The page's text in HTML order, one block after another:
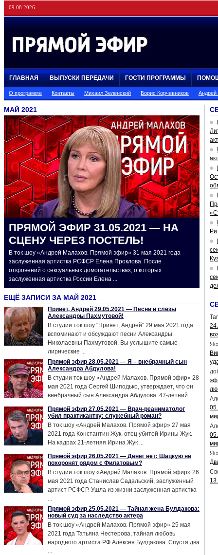
09.08.2026
ГЛАВНАЯ ВЫПУСКИ ПЕРЕДАЧИ ГОСТИ ПРОГРАММЫ
О программе Контакты Михаил Зеленский Борис Корчевников
МАЙ 2021
ПРЯМОЙ ЭФИР 31.05.2021 — НА
СЦЕНУ ЧЕРЕЗ ПОСТЕЛЬ!
В ток шоу «Андрей Малахов. Прямой эфир» 31 мая 2021 года
заслуженная артистка РСФСР Елена Проклова. После
откровений о сексуальных домогательствах, о которых
заслуженная артистка России Елена ...
ЕЩЁ ЗАПИСИ ЗА МАЙ 2021
Привет, Андрей 29.05.2021 — Песни и слезы
Александры Пахмутовой!
В студии ток шоу "Привет, Андрей" 29 мая 2021 года
вспоминают и обсуждают песни Александры
Николаевны Пахмутовой. Вы услышите самые
лирические ...
Прямой эфир 28.05.2021 — Я – внебрачный сын
Александра Абдулова!
В студии ток шоу «Андрей Малахов. Прямой эфир» 28
мая 2021 года Сергей Шиподько, утверждает, что он
внебрачный сын Александра Абдулова. 47-летний ...
Прямой эфир 27.05.2021 — Врач-реаниматолог
убил практикантку: служебный роман?
В ток шоу «Андрей Малахов. Прямой эфир» 27 мая
2021 года Константин Жук, отец убитой Ирины Жук.
На кадрах 21-летняя Ирина Жук ...
Прямой эфир 26.05.2021 — Денег нет: Шацкую не
похоронят рядом с Филатовым?
В студии ток шоу «Андрей Малахов. Прямой эфир» 26
мая 2021 года Станислав Садальский, заслуженный
артист РСФСР. Ушла из жизни заслуженная артистка
...
Прямой эфир 25.05.2021 — Тайная жена Булдакова:
новый суд за наследство актера
В ток шоу «Андрей Малахов. Прямой эфир» 25 мая
2021 года Татьяна Нестерова, тайная любовь
народного артиста РФ Алексея Булдакова. Спустя два
...